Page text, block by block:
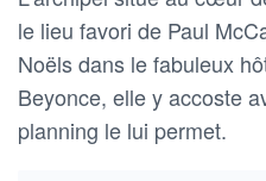
le lieu favori de Paul
Noëls dans le fabuleux
Beyonce, elle y accoste
planning le lui permet.